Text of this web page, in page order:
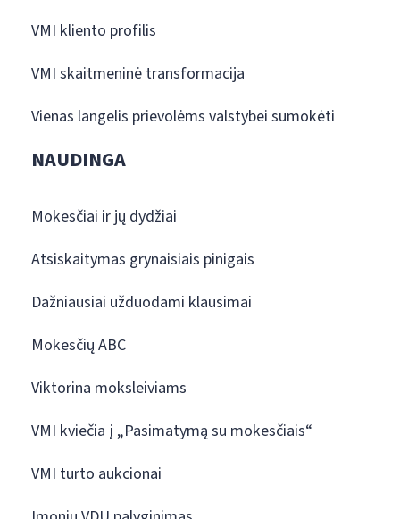
VMI kliento profilis
VMI skaitmeninė transformacija
Vienas langelis prievolėms valstybei sumokėti
NAUDINGA
Mokesčiai ir jų dydžiai
Atsiskaitymas grynaisiais pinigais
Dažniausiai užduodami klausimai
Mokesčių ABC
Viktorina moksleiviams
VMI kviečia į „Pasimatymą su mokesčiais“
VMI turto aukcionai